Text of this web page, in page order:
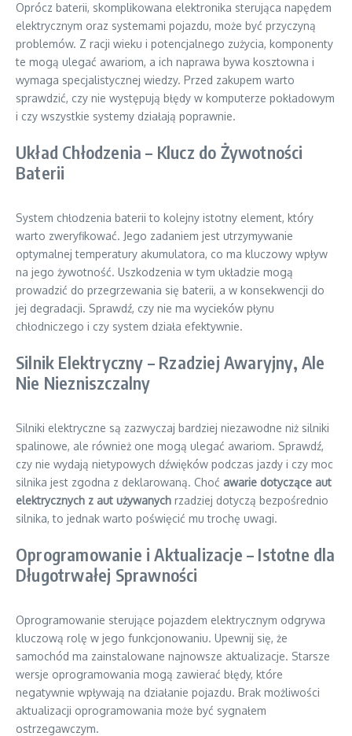
Oprócz baterii, skomplikowana elektronika sterująca napędem
elektrycznym oraz systemami pojazdu, może być przyczyną
problemów. Z racji wieku i potencjalnego zużycia, komponenty
te mogą ulegać awariom, a ich naprawa bywa kosztowna i
wymaga specjalistycznej wiedzy. Przed zakupem warto
sprawdzić, czy nie występują błędy w komputerze pokładowym
i czy wszystkie systemy działają poprawnie.
Układ Chłodzenia – Klucz do Żywotności
Baterii
System chłodzenia baterii to kolejny istotny element, który
warto zweryfikować. Jego zadaniem jest utrzymywanie
optymalnej temperatury akumulatora, co ma kluczowy wpływ
na jego żywotność. Uszkodzenia w tym układzie mogą
prowadzić do przegrzewania się baterii, a w konsekwencji do
jej degradacji. Sprawdź, czy nie ma wycieków płynu
chłodniczego i czy system działa efektywnie.
Silnik Elektryczny – Rzadziej Awaryjny, Ale
Nie Niezniszczalny
Silniki elektryczne są zazwyczaj bardziej niezawodne niż silniki
spalinowe, ale również one mogą ulegać awariom. Sprawdź,
czy nie wydają nietypowych dźwięków podczas jazdy i czy moc
silnika jest zgodna z deklarowaną. Choć awarie dotyczące aut
elektrycznych z aut używanych rzadziej dotyczą bezpośrednio
silnika, to jednak warto poświęcić mu trochę uwagi.
Oprogramowanie i Aktualizacje – Istotne dla
Długotrwałej Sprawności
Oprogramowanie sterujące pojazdem elektrycznym odgrywa
kluczową rolę w jego funkcjonowaniu. Upewnij się, że
samochód ma zainstalowane najnowsze aktualizacje. Starsze
wersje oprogramowania mogą zawierać błędy, które
negatywnie wpływają na działanie pojazdu. Brak możliwości
aktualizacji oprogramowania może być sygnałem
ostrzegawczym.